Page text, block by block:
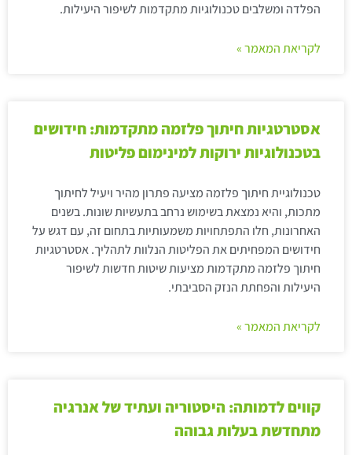
הפלדה ומשלבים טכנולוגיות מתקדמות לשיפור היעילות.
לקריאת המאמר »
אסטרטגיות חיתוך פלזמה מתקדמות: חידושים
בטכנולוגיות ירוקות למינימום פליטות
טכנולוגיית חיתוך פלזמה מציעה פתרון מהיר ויעיל לחיתוך
מתכות, והיא נמצאת בשימוש נרחב בתעשיות שונות. בשנים
האחרונות, חלו התפתחויות משמעותיות בתחום זה, עם דגש על
חידושים המפחיתים את הפליטות הנלוות לתהליך. אסטרטגיות
חיתוך פלזמה מתקדמות מציעות שיטות חדשות לשיפור
היעילות והפחתת הנזק הסביבתי.
לקריאת המאמר »
קווים לדמותה: היסטוריה ועתיד של אנרגיה
מתחדשת בעלות גבוהה